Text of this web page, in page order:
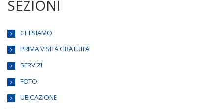
SEZIONI
CHI SIAMO
PRIMA VISITA GRATUITA
SERVIZI
FOTO
UBICAZIONE